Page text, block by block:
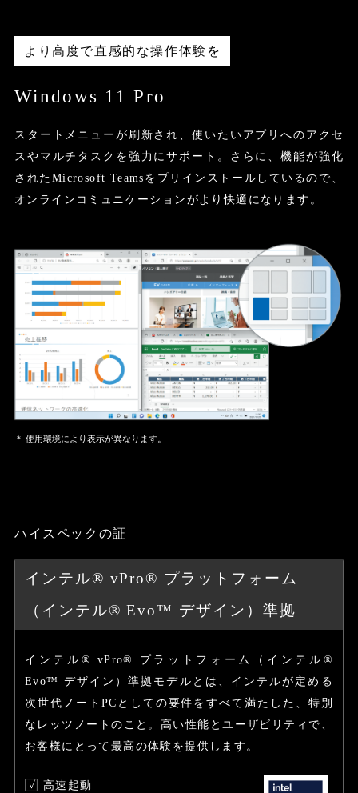
より高度で直感的な操作体験を
Windows 11 Pro
スタートメニューが刷新され、使いたいアプリへのアクセ
スやマルチタスクを強力にサポート。さらに、機能が強化
されたMicrosoft Teamsをプリインストールしているので、
オンラインコミュニケーションがより快適になります。
＊ 使用環境により表示が異なります。
ハイスペックの証
インテル® vPro® プラットフォーム
（インテル® Evo™ デザイン）準拠
インテル® vPro® プラットフォーム（インテル®
Evo™ デザイン）準拠モデルとは、インテルが定める
次世代ノートPCとしての要件をすべて満たした、特別
なレッツノートのこと。高い性能とユーザビリティで、
お客様にとって最高の体験を提供します。
高速起動